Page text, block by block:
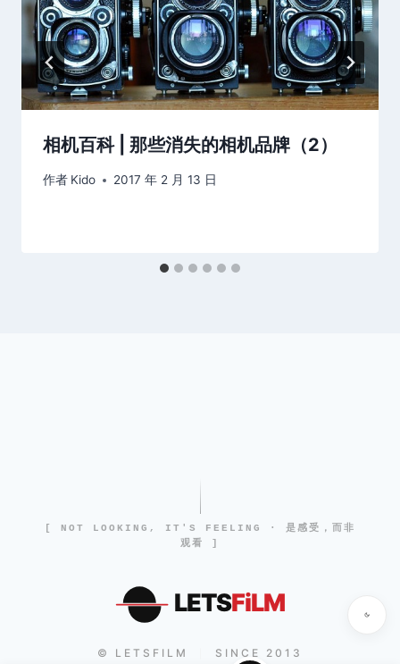
相机百科 | 那些消失的相机品牌（2）
作者 Kido 2017 年 2 月 13 日
[ NOT LOOKING, IT'S FEELING · 是感受，而非
观看 ]
LETSFiLM
© LETSFILM SINCE 2013